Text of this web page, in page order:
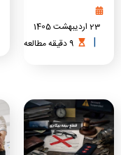
23 اردیبهشت 1405
|
9دقیقهمطالعه